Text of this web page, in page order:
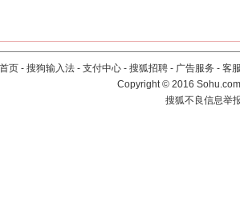
页 - 搜狗输入法 - 支付中心 - 搜狐招聘 - 广告服务 - 客
Copyright©2016
搜狐不良信息举